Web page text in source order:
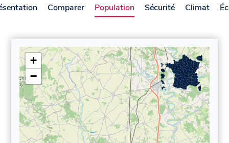
Comparer Population Sécurité Climat
+
−